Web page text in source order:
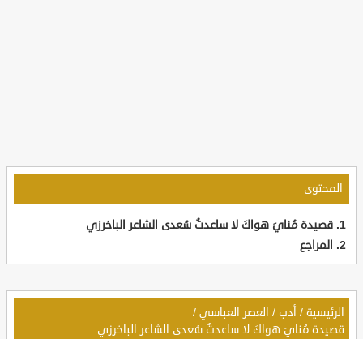
المحتوى
قصيدة مُنايَ هواكَ لا ساعدتُ سُعدى الشاعر الباخرزي
المراجع
الرئيسية / أدب / العصر العباسي /
قصيدة مُنايَ هواكَ لا ساعدتُ سُعدى الشاعر الباخرزي